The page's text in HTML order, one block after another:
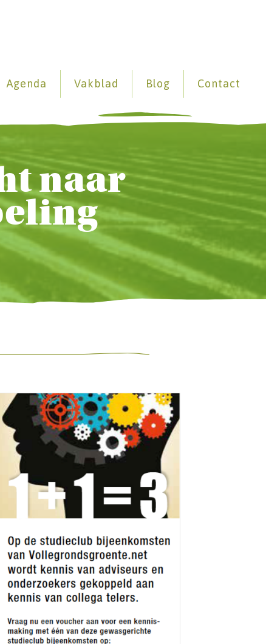
Agenda Vakblad Blog Contact
naar